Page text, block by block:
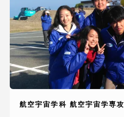
航空宇宙学科 航空宇宙学専攻